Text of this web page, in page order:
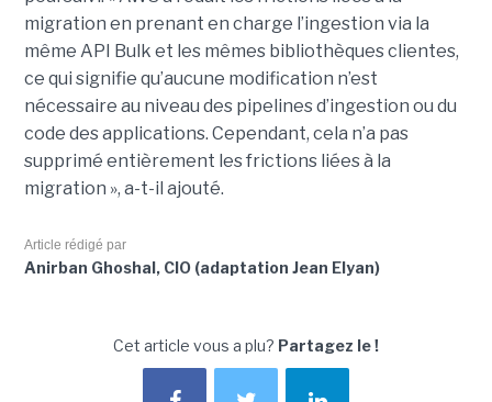
migration en prenant en charge l’ingestion via la
même API Bulk et les mêmes bibliothèques clientes,
ce qui signifie qu’aucune modification n’est
nécessaire au niveau des pipelines d’ingestion ou du
code des applications. Cependant, cela n’a pas
supprimé entièrement les frictions liées à la
migration », a-t-il ajouté.
Article rédigé par
Anirban Ghoshal, CIO (adaptation Jean Elyan)
Cet article vous a plu? Partagez le !